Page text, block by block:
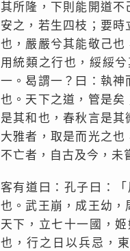
其所隆，下則能開道
安之，若生四枝；要
也，嚴嚴兮其能敬己
用統類之行也，綏綏
一。曷謂一？曰：執
也。天下之道，管是
是其和也，春秋言是
大雅者，取是而光之
不亡者，自古及今，未
客有道曰：孔子曰：
也。武王崩，成王幼，
天下，立七十一國，
也，行之日以兵忌，